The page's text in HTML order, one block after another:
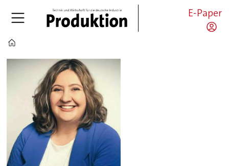
E-Paper
Anja
Ringel
pro